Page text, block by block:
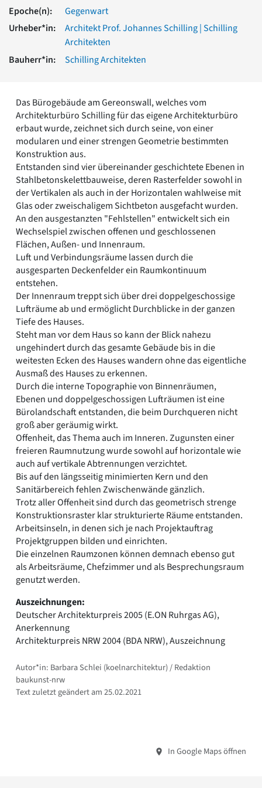
Romanik
Vorromanik
Römische Antike
Über uns
Freunde & Förderer
Kontakt
Impressum
Datenschutz
Suchbegriff eingeben
Epoche(n):
Gegenwart
Urheber*in:
Architekt Prof. Johannes Schilling | Schilling
Architekten
Bauherr*in:
Schilling Architekten
Das Bürogebäude am Gereonswall, welches vom
Architekturbüro Schilling für das eigene Architekturbüro
erbaut wurde, zeichnet sich durch seine, von einer
modularen und einer strengen Geometrie bestimmten
Konstruktion aus.
Entstanden sind vier übereinander geschichtete Ebenen in
Stahlbetonskelettbauweise, deren Rasterfelder sowohl in
der Vertikalen als auch in der Horizontalen wahlweise mit
Glas oder zweischaligem Sichtbeton ausgefacht wurden.
An den ausgestanzten "Fehlstellen" entwickelt sich ein
Wechselspiel zwischen offenen und geschlossenen
Flächen, Außen- und Innenraum.
Luft und Verbindungsräume lassen durch die
ausgesparten Deckenfelder ein Raumkontinuum
entstehen.
Der Innenraum treppt sich über drei doppelgeschossige
Lufträume ab und ermöglicht Durchblicke in der ganzen
Tiefe des Hauses.
Steht man vor dem Haus so kann der Blick nahezu
ungehindert durch das gesamte Gebäude bis in die
weitesten Ecken des Hauses wandern ohne das eigentliche
Ausmaß des Hauses zu erkennen.
Durch die interne Topographie von Binnenräumen,
Ebenen und doppelgeschossigen Lufträumen ist eine
Bürolandschaft entstanden, die beim Durchqueren nicht
groß aber geräumig wirkt.
Offenheit, das Thema auch im Inneren. Zugunsten einer
freieren Raumnutzung wurde sowohl auf horizontale wie
auch auf vertikale Abtrennungen verzichtet.
Bis auf den längsseitig minimierten Kern und den
Sanitärbereich fehlen Zwischenwände gänzlich.
Trotz aller Offenheit sind durch das geometrisch strenge
Konstruktionsraster klar strukturierte Räume entstanden.
Arbeitsinseln, in denen sich je nach Projektauftrag
Projektgruppen bilden und einrichten.
Die einzelnen Raumzonen können demnach ebenso gut
als Arbeitsräume, Chefzimmer und als Besprechungsraum
genutzt werden.
Auszeichnungen:
Deutscher Architekturpreis 2005 (E.ON Ruhrgas AG),
Anerkennung
Architekturpreis NRW 2004 (BDA NRW), Auszeichnung
Autor*in: Barbara Schlei (koelnarchitektur) / Redaktion
baukunst-nrw
Text zuletzt geändert am 25.02.2021
In Google Maps öffnen